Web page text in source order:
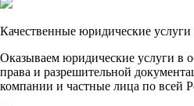
Качественные юридические услуги
Оказываем юридические услуги в
права и разрешительной
компании и частные лица по всей